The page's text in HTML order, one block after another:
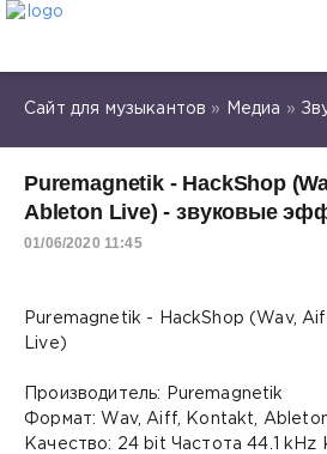
Сайт для музыкантов » Медиа »
Puremagnetik - HackShop
Ableton Live) - звуковые
01/06/2020 11:45
Puremagnetik - HackShop (Wav,
Live)
Производитель: Puremagnetik
Формат: Wav, Aiff, Kontakt,
Качество: 24 bit Частота 44.1 kHz